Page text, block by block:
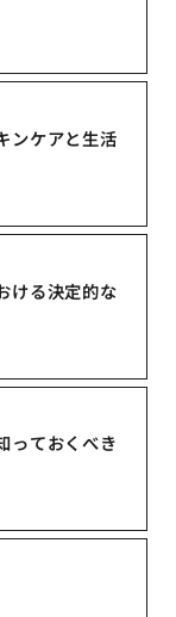
ンケアと生活
ける決定的な
っておくべき